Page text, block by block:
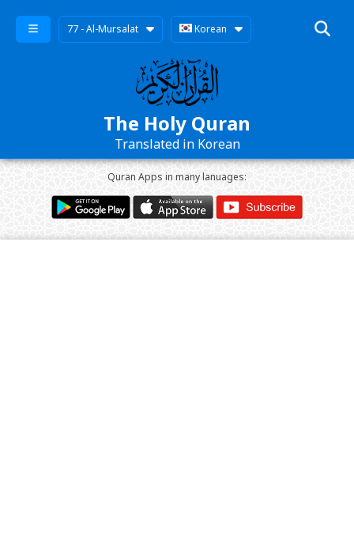
77 - Al-Mursalat Korean
The Holy Quran
Translated in Korean
Quran Apps in many lanuages: